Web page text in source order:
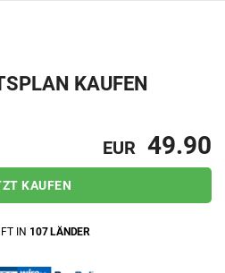
KAUFEN
EUR 49.90
KAUFEN
IN 107 LÄNDER